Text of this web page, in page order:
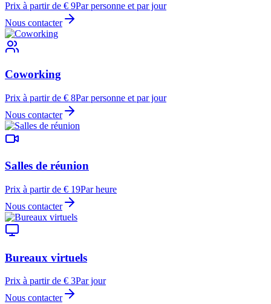
Prix à partir de € 9Par personne et par jour
Nous contacter
Coworking
Prix à partir de € 8Par personne et par jour
Nous contacter
Salles de réunion
Prix à partir de € 19Par heure
Nous contacter
Bureaux virtuels
Prix à partir de € 3Par jour
Nous contacter